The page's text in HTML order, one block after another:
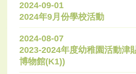
2024-09-01
2024年9月份學校活動
2024-08-07
2023-2024年度幼稚園活動津
博物館(K1))